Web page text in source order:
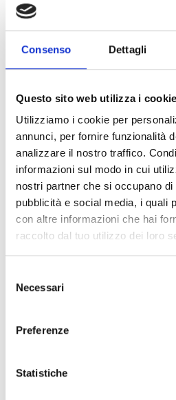
Consenso Dettagli
Questo sito web utilizza i cookie
Utilizziamo i cookie per
annunci, per fornire funzionalità
analizzare il nostro traffico.
informazioni sul modo in cui
nostri partner che si occupano
pubblicità e social media, i quali
con altre informazioni che hai
raccolto dal tuo utilizzo dei loro
delNecessari
Preferenze
Statistiche
Acessórios bases EB00 -
Acessórios detetores Enea
Acessórios Senseware
Acessórios da Série Industrial
Documentos(6992)
Selecionar tudo
Inicie sessão antes de
através do íconelock
Todas as línguas
LIMPAR FILTROS